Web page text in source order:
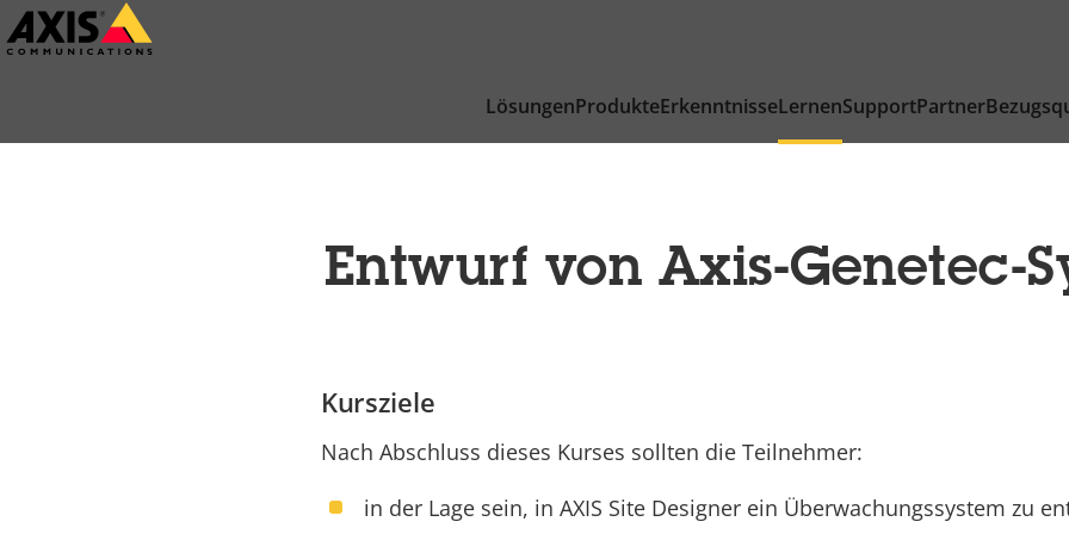
Zum
Hauptinhalt
LösungenProdukteErkenntnisseLernenSupportPartner
Entwurf von Axis-Genetec-
Kursziele
Nach Abschluss dieses Kurses sollten die Teilnehmer:
in der Lage sein, in AXIS Site Designer ein Überwachungssystem zu